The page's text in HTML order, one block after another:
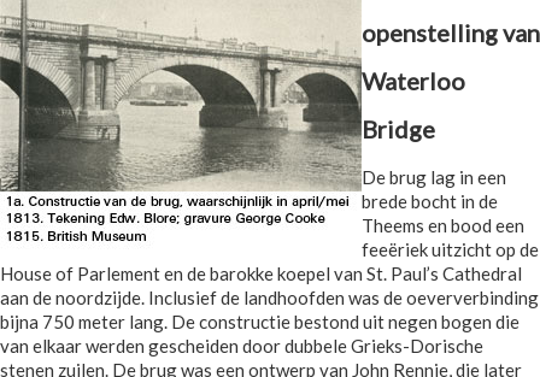
openstelling van
Waterloo
Bridge
De brug lag in een
brede bocht in de
Theems en bood een
feeëriek uitzicht op de
House of Parlement en de barokke koepel van St. Paul’s Cathedral
aan de noordzijde. Inclusief de landhoofden was de oeververbinding
bijna 750 meter lang. De constructie bestond uit negen bogen die
van elkaar werden gescheiden door dubbele Grieks-Dorische
stenen zuilen. De brug was een ontwerp van John Rennie, die later